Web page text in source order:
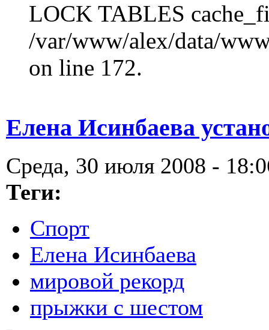
LOCK TABLES
/var/www/alex/data/
on line 172.
Елена Исинбаева
Среда, 30 июля 2008 -
Теги:
Спорт
Елена Исинбаева
мировой рекорд
прыжки с шестом